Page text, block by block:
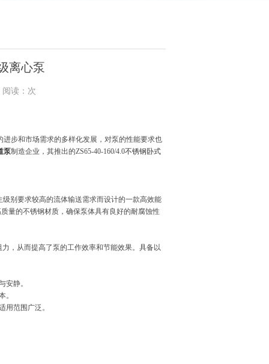
离心泵
读：次
步和市场需求的多样化发展，对泵的性能要求也
泵制造企业，其推出的ZS65-40-160/4.0不锈钢卧式
别要求较高的流体输送需求而设计的一款高效能
量的不锈钢材质，确保泵体具有良好的耐腐蚀性
，从而提高了泵的工作效率和节能效果。具备以
安静。
。
用范围广泛。